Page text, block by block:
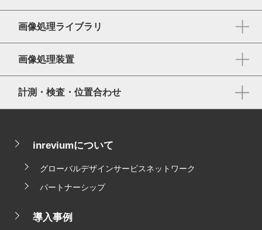
画像処理ライブラリ
画像処理装置
計測・検査・位置合わせ
inreviumについて
グローバルデザインサービスネットワーク
パートナーシップ
導入事例